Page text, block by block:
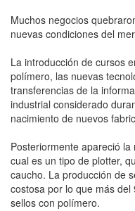
Muchos negocios
nuevas condiciones del
La introducción de cursos
polímero, las nuevas
transferencias de la
industrial considerado
nacimiento de nuevos
Posteriormente apareció
cual es un tipo de plotter,
caucho. La producción de
costosa por lo que más
sellos con polímero.